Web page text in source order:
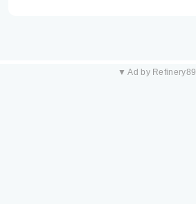
▼ Ad by Refinery89